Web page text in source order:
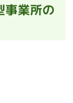
事業所の